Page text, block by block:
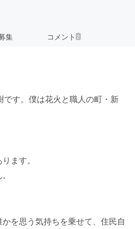
集 コメント 2
す。僕は花火と職人の町・新
ます。
を思う気持ちを乗せて、住民自